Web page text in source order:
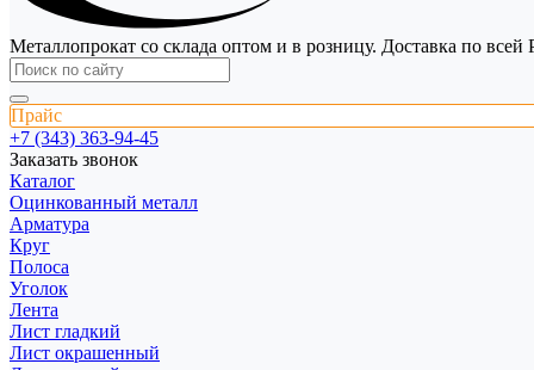
Металлопрокат со склада оптом и в розницу. Доставка по всей
Прайс
+7 (343) 363-94-45
Заказать звонок
Каталог
Оцинкованный металл
Арматура
Круг
Полоса
Уголок
Лента
Лист гладкий
Лист окрашенный